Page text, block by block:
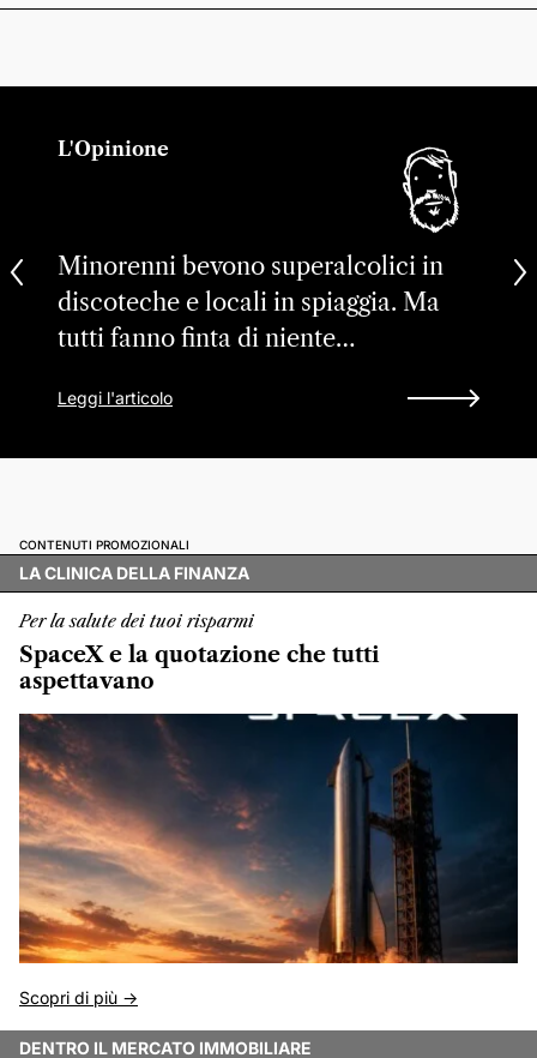
L'Opinione
Minorenni bevono superalcolici in
discoteche e locali in spiaggia. Ma
tutti fanno finta di niente…
Leggi l'articolo
CONTENUTI PROMOZIONALI
LA CLINICA DELLA FINANZA
Per la salute dei tuoi risparmi
SpaceX e la quotazione che tutti
aspettavano
Scopri di più ->
DENTRO IL MERCATO IMMOBILIARE